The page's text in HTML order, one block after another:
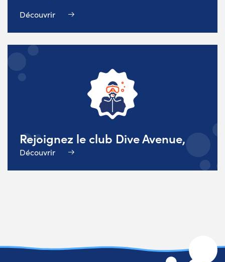
Découvrir
Rejoignez le club Dive Avenue,
Découvrir